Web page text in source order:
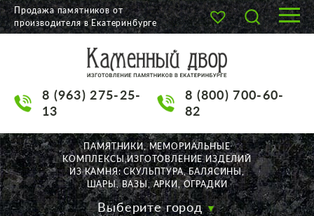
О КОМПАНИИ
НАШИ РАБОТЫ
АКЦИИ
ДОСТАВКА
КОНТАКТЫ
Продажа памятников от
производителя в Екатеринбурге
8 (963) 275-25-
13
8 (800) 700-60-
82
ПАМЯТНИКИ, МЕМОРИАЛЬНЫЕ
КОМПЛЕКСЫ,ИЗГОТОВЛЕНИЕ ИЗДЕЛИЙ
ИЗ КАМНЯ: СКУЛЬПТУРА, БАЛЯСИНЫ,
ШАРЫ, ВАЗЫ, АРКИ, ОГРАДКИ
Выберите город